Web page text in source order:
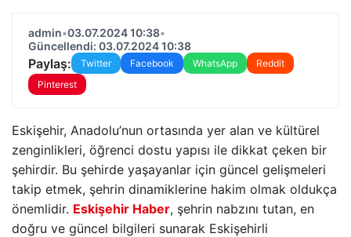
admin•03.07.2024 10:38•
Güncellendi: 03.07.2024 10:38
Paylaş: Twitter Facebook WhatsApp
Reddit
Pinterest
Eskişehir, Anadolu’nun ortasında yer alan ve kültürel
zenginlikleri, öğrenci dostu yapısı ile dikkat çeken bir
şehirdir. Bu şehirde yaşayanlar için güncel gelişmeleri
takip etmek, şehrin dinamiklerine hakim olmak oldukça
önemlidir. Eskişehir Haber, şehrin nabzını tutan, en
doğru ve güncel bilgileri sunarak Eskişehirli